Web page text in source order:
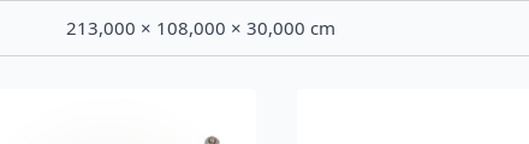
213,000 × 108,000 × 30,000 cm